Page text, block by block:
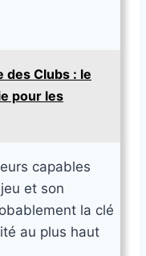
des Clubs : le
pour les
capables
et son
la clé
au plus haut